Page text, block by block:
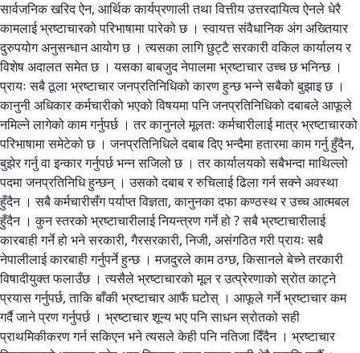
सार्वजनिक खरिद ऐन, आर्थिक कार्यप्रणाली तथा वित्तीय उत्तरदायित्व ऐनले धेरै
कामलाई भ्रष्टाचारको परिभाषामा पारेको छ । स्वायत्त संवैधानिक अंग अख्तियार
दुरुपयोग अनुसन्धान आयोग छ । त्यसका लागि छुट्टै सरकारी वकिल कार्यालय र
विशेष अदालत समेत छ । यसका बाबजुद नेपालमा भ्रष्टाचार उच्च छ भनिन्छ ।
प्रायः सबै ठूला भ्रष्टाचार जनप्रतिनिधिको कारण हुन्छ भन्ने सबैको बुझाइ छ ।
कानुनी अधिकार कर्मचारीको भएको विषयमा पनि जनप्रतिनिधिको दबाबले आफूले
नमिल्ने लागेको काम गर्नुपर्छ । तर कानुनले मूलतः कर्मचारीलाई मात्र भ्रष्टाचारको
परिभाषामा समेटेको छ । जनप्रतिनिधिले दबाब दिए भन्दैमा हतारमा काम गर्नु हुँदैन,
बुझेर गर्नु वा इन्कार गर्नुपर्छ भन्न सजिलो छ । तर कार्यालयको सबैभन्दा माथिल्लो
पदमा जनप्रतिनिधि हुन्छन् । उसको दबाब र रुचिलाई ढिला गर्न सक्ने अवस्था
हुँदैन । सबै कर्मचारीसँग पर्याप्त विज्ञता, कानुनका दफा कण्ठस्थ र उच्च आत्मबल
हुँदैन । कुन स्तरको भ्रष्टाचारीलाई नियन्त्रण गर्ने हो ? सबै भ्रष्टाचारीलाई
कारबाही गर्ने हो भने सरकारी, गैरसरकारी, निजी, असंगठित गरी प्रायः सबै
नेपालीलाई कारबाही गर्नुपर्ने हुन्छ । मजदुरले काम ठग्छ, किसानले बेच्ने तरकारी
विषादीयुक्त फलाउँछ । त्यसैले भ्रष्टाचारको मूल र उत्प्रेरणाको स्रोत काट्ने
प्रयास गर्नुपर्छ, ताकि बाँकी भ्रष्टाचार आफैं घटोस् । आफूले गर्ने भ्रष्टाचार कम
गर्दै जाने प्रण गर्नुपर्छ । भ्रष्टाचार शून्य भए पनि साधन स्रोतको सही
प्राथमिकीकरण गर्न सकिएन भने त्यसले केही पनि नतिजा दिँदैन । भ्रष्टाचार